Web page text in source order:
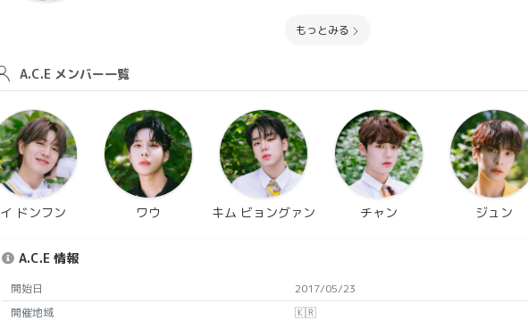
もっとみる
A.C.E メンバー一覧
イ ドンフン ワウ キム ビョングァン チャン ジュン
A.C.E 情報
開始日
2017/05/23
開催地域
🇰🇷